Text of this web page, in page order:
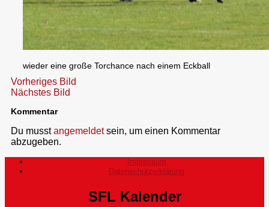
wieder eine große Torchance nach einem Eckball
Vorheriges Bild
Nächstes Bild
Kommentar
Du musstangemeldetsein, um einen Kommentar
abzugeben.
Impressum
Datenschutzerklärung
SFL Kalender